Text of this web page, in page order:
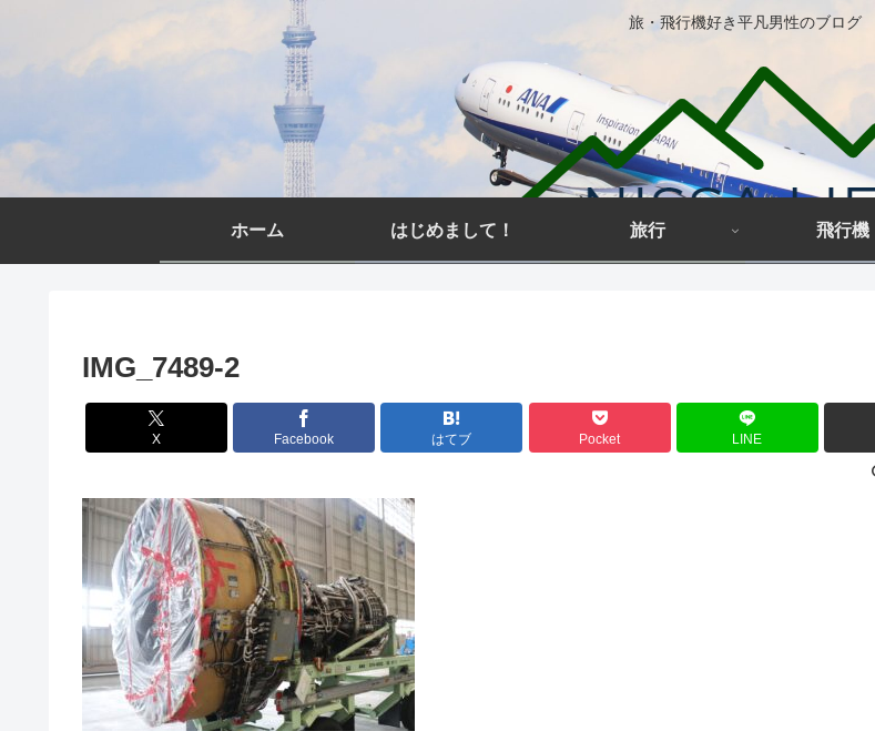
旅・飛行機好き平凡男性のブログ
ホーム はじめまして！ 旅行 飛行機
IMG_7489-2
X Facebook はてブ Pocket LINE